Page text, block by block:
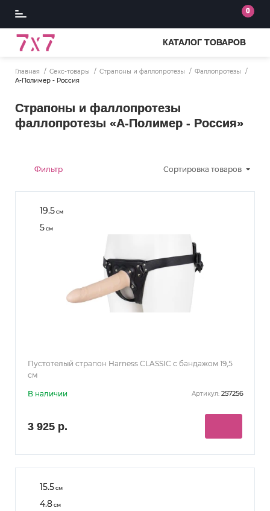
0
КАТАЛОГ ТОВАРОВ
Главная Секс-товары Страпоны и фаллопротезы
Фаллопротезы
А-Полимер - Россия
Страпоны и фаллопротезы
фаллопротезы «А-Полимер - Россия»
Фильтр Сортировка товаров
19.5см
5см
Пустотелый страпон Harness CLASSIC с бандажом 19,5
см
В наличии Артикул: 257256
3 925 р.
15.5см
4.8см